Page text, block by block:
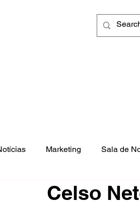
Marketing Sala de
Celso